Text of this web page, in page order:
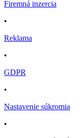
Firemná inzercia
•
Reklama
•
GDPR
•
Nastavenie súkromia
•